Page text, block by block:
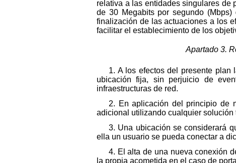
relativa a las entidades singulares de
de 30 Megabits por segundo
finalización de las actuaciones a los
facilitar el establecimiento de los
Apartado 3.
1. A los efectos del presente
ubicación fija, sin perjuicio de
infraestructuras de red.
2. En aplicación del principio de
adicional utilizando cualquier
3. Una ubicación se considerará
ella un usuario se pueda conectar a
4. El alta de una nueva conexión
la propia acometida en el caso de